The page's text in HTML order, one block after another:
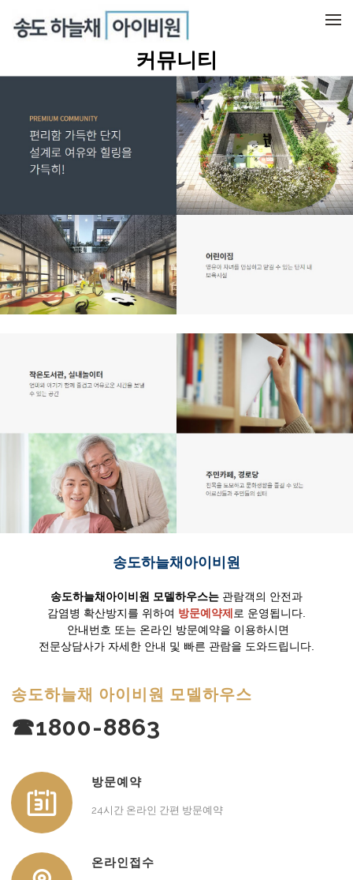
메뉴 건너뛰기
커뮤니티
송도하늘채아이비원
송도하늘채아이비원 모델하우스는 관람객의 안전과
감염병 확산방지를 위하여 방문예약제 로 운영됩니다.
안내번호 또는 온라인 방문예약을 이용하시면
전문상담사가 자세한 안내 및 빠른 관람을 도와드립니다.
송도하늘채 아이비원 모델하우스
☎1800-8863
방문예약
24시간 온라인 간편 방문예약
온라인접수